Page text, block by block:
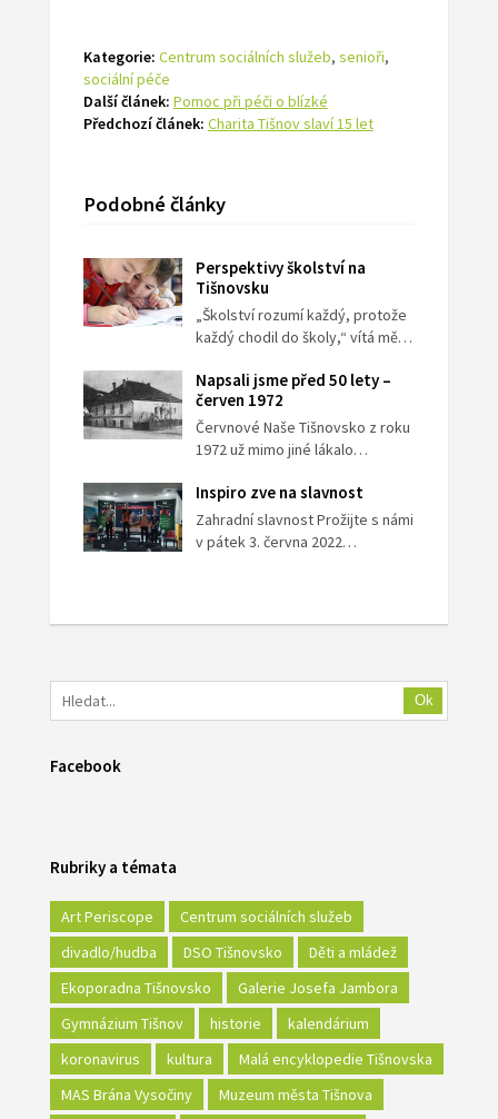
Kategorie: Centrum sociálních služeb, senioři,
sociální péče
Další článek: Pomoc při péči o blízké
Předchozí článek: Charita Tišnov slaví 15 let
Podobné články
Perspektivy školství na
Tišnovsku
„Školství rozumí každý, protože
každý chodil do školy,“ vítá mě…
Napsali jsme před 50 lety –
červen 1972
Červnové Naše Tišnovsko z roku
1972 už mimo jiné lákalo…
Inspiro zve na slavnost
Zahradní slavnost Prožijte s námi
v pátek 3. června 2022…
Ok
Facebook
Rubriky a témata
Art Periscope
Centrum sociálních služeb
divadlo/hudba
DSO Tišnovsko
Děti a mládež
Ekoporadna Tišnovsko
Galerie Josefa Jambora
Gymnázium Tišnov
historie
kalendárium
koronavirus
kultura
Malá encyklopedie Tišnovska
MAS Brána Vysočiny
Muzeum města Tišnova